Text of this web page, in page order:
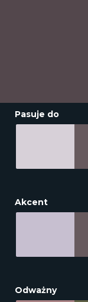
Pasuje do
Akcent
Odważny